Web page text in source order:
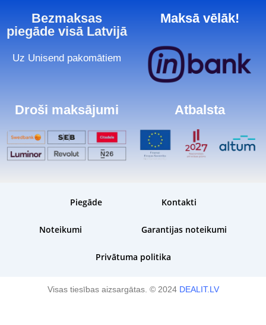
Bezmaksas
piegāde visā Latvijā
Uz Unisend pakomātiem
Maksā vēlāk!
Droši maksājumi Atbalsta
Piegāde Kontakti
Noteikumi Garantijas noteikumi
Privātuma politika
Visas tiesības aizsargātas. © 2024 DEALIT.LV